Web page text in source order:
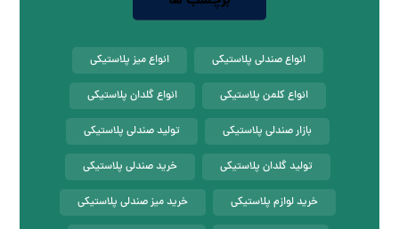
انواع صندلی پلاستیکی انواع میز پلاستیکی
انواع کلمن پلاستیکی انواع گلدان پلاستیکی
بازار صندلی پلاستیکی تولید صندلی پلاستیکی
تولید گلدان پلاستیکی خرید صندلی پلاستیکی
خرید لوازم پلاستیکی خرید میز صندلی پلاستیکی